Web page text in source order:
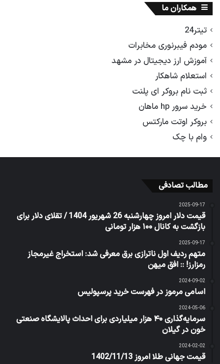
همکاران ما
تیتر24
مودم فیبرنوری مخابرات
آموزش ارز دیجیتال در مشهد
استعلام شاهکار
ثبت نام بروکر ای پلنت
خرید سرور hp ماهان
بروکر اوتت مارکتس
وام با چک
مطالب تصادفی
2025-09-17
قیمت دلار امروز چهارشنبه 26 شهریور 1404 / تقلای دلار برای
بازگشت به کانال ۱۰۰ هزار تومانی
2025-09-17
متهم ردیف اول ناترازی برق معرفی شد: استخراج غیرمجاز
رمزارز! :: افق میهن
2024-09-02
اسامی مرموز در فهرست خرید پرسپولیس
2024-05-06
سرمایه‌گذاری ۴۰ هزار میلیاردی برای احداث پالایشگاه صنعتی
خون در گیلان
2024-02-02
قیمت جهانی طلا امروز 1402/11/13